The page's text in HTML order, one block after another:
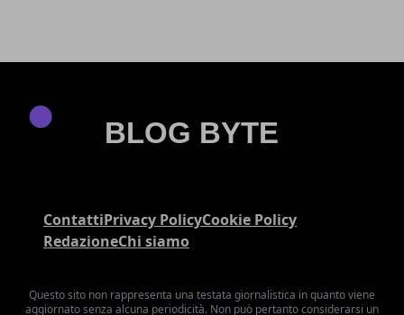
ContattiPrivacy PolicyCookie Policy
RedazioneChi siamo
Questo sito non rappresenta una testata giornalistica in quanto viene
aggiornato senza alcuna periodicità. Non può pertanto considerarsi un